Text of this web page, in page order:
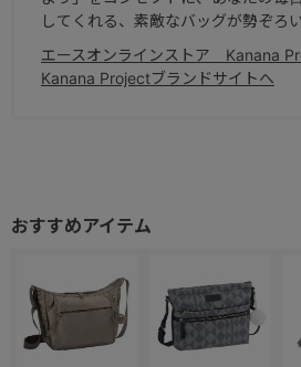
してくれる、素敵なバッグが勢ぞろい
エースオンラインストア Kanana
Kanana Projectブランドサイトへ